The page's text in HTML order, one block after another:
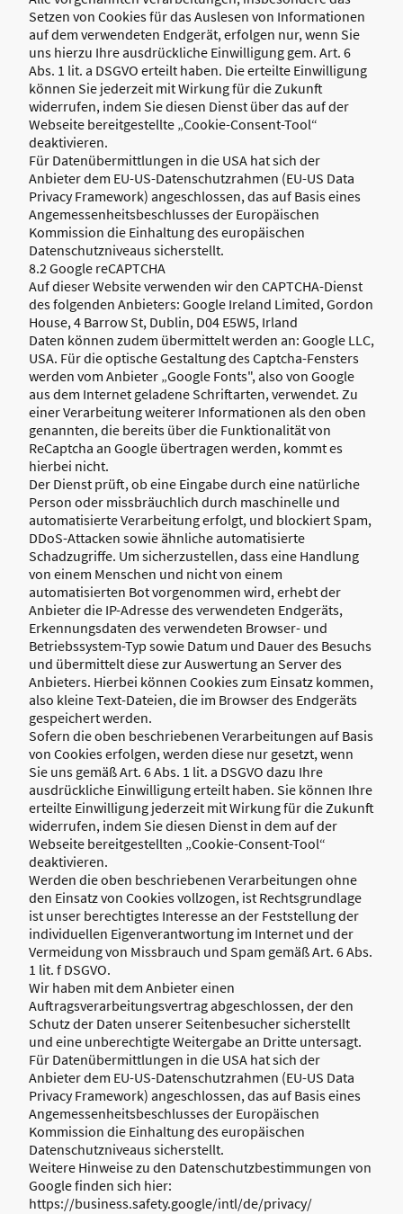
Setzen von Cookies für das Auslesen von Informationen
auf dem verwendeten Endgerät, erfolgen nur, wenn Sie
uns hierzu Ihre ausdrückliche Einwilligung gem. Art. 6
Abs. 1 lit. a DSGVO erteilt haben. Die erteilte Einwilligung
können Sie jederzeit mit Wirkung für die Zukunft
widerrufen, indem Sie diesen Dienst über das auf der
Webseite bereitgestellte „Cookie-Consent-Tool“
deaktivieren.
Für Datenübermittlungen in die USA hat sich der
Anbieter dem EU-US-Datenschutzrahmen (EU-US Data
Privacy Framework) angeschlossen, das auf Basis eines
Angemessenheitsbeschlusses der Europäischen
Kommission die Einhaltung des europäischen
Datenschutzniveaus sicherstellt.
8.2 Google reCAPTCHA
Auf dieser Website verwenden wir den CAPTCHA-Dienst
des folgenden Anbieters: Google Ireland Limited, Gordon
House, 4 Barrow St, Dublin, D04 E5W5, Irland
Daten können zudem übermittelt werden an: Google LLC,
USA. Für die optische Gestaltung des Captcha-Fensters
werden vom Anbieter „Google Fonts", also von Google
aus dem Internet geladene Schriftarten, verwendet. Zu
einer Verarbeitung weiterer Informationen als den oben
genannten, die bereits über die Funktionalität von
ReCaptcha an Google übertragen werden, kommt es
hierbei nicht.
Der Dienst prüft, ob eine Eingabe durch eine natürliche
Person oder missbräuchlich durch maschinelle und
automatisierte Verarbeitung erfolgt, und blockiert Spam,
DDoS-Attacken sowie ähnliche automatisierte
Schadzugriffe. Um sicherzustellen, dass eine Handlung
von einem Menschen und nicht von einem
automatisierten Bot vorgenommen wird, erhebt der
Anbieter die IP-Adresse des verwendeten Endgeräts,
Erkennungsdaten des verwendeten Browser- und
Betriebssystem-Typ sowie Datum und Dauer des Besuchs
und übermittelt diese zur Auswertung an Server des
Anbieters. Hierbei können Cookies zum Einsatz kommen,
also kleine Text-Dateien, die im Browser des Endgeräts
gespeichert werden.
Sofern die oben beschriebenen Verarbeitungen auf Basis
von Cookies erfolgen, werden diese nur gesetzt, wenn
Sie uns gemäß Art. 6 Abs. 1 lit. a DSGVO dazu Ihre
ausdrückliche Einwilligung erteilt haben. Sie können Ihre
erteilte Einwilligung jederzeit mit Wirkung für die Zukunft
widerrufen, indem Sie diesen Dienst in dem auf der
Webseite bereitgestellten „Cookie-Consent-Tool“
deaktivieren.
Werden die oben beschriebenen Verarbeitungen ohne
den Einsatz von Cookies vollzogen, ist Rechtsgrundlage
ist unser berechtigtes Interesse an der Feststellung der
individuellen Eigenverantwortung im Internet und der
Vermeidung von Missbrauch und Spam gemäß Art. 6 Abs.
1 lit. f DSGVO.
Wir haben mit dem Anbieter einen
Auftragsverarbeitungsvertrag abgeschlossen, der den
Schutz der Daten unserer Seitenbesucher sicherstellt
und eine unberechtigte Weitergabe an Dritte untersagt.
Für Datenübermittlungen in die USA hat sich der
Anbieter dem EU-US-Datenschutzrahmen (EU-US Data
Privacy Framework) angeschlossen, das auf Basis eines
Angemessenheitsbeschlusses der Europäischen
Kommission die Einhaltung des europäischen
Datenschutzniveaus sicherstellt.
Weitere Hinweise zu den Datenschutzbestimmungen von
Google finden sich hier:
https://business.safety.google/intl/de/privacy/